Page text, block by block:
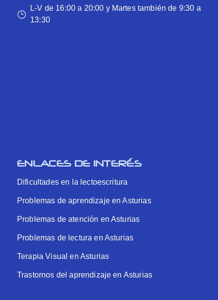
L-V de 16:00 a 20:00 y Martes también de 9:30 a
13:30
ENLACES DE INTERÉS
Dificultades en la lectoescritura
Problemas de aprendizaje en Asturias
Problemas de atención en Asturias
Problemas de lectura en Asturias
Terapia Visual en Asturias
Trastornos del aprendizaje en Asturias